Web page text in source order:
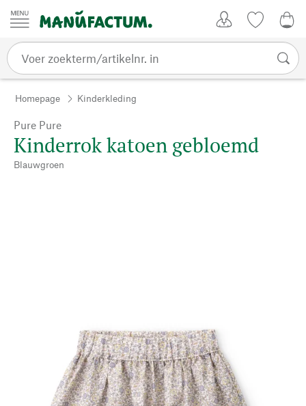
Passer au contenu
Homepage Kinderkleding
Pure Pure
Kinderrok katoen gebloemd
Blauwgroen